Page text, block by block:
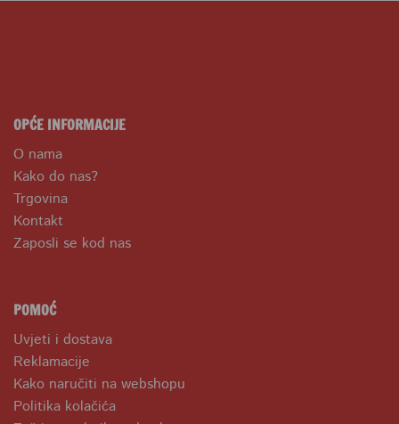
OPĆE INFORMACIJE
O nama
Kako do nas?
Trgovina
Kontakt
Zaposli se kod nas
POMOĆ
Uvjeti i dostava
Reklamacije
Kako naručiti na webshopu
Politika kolačića